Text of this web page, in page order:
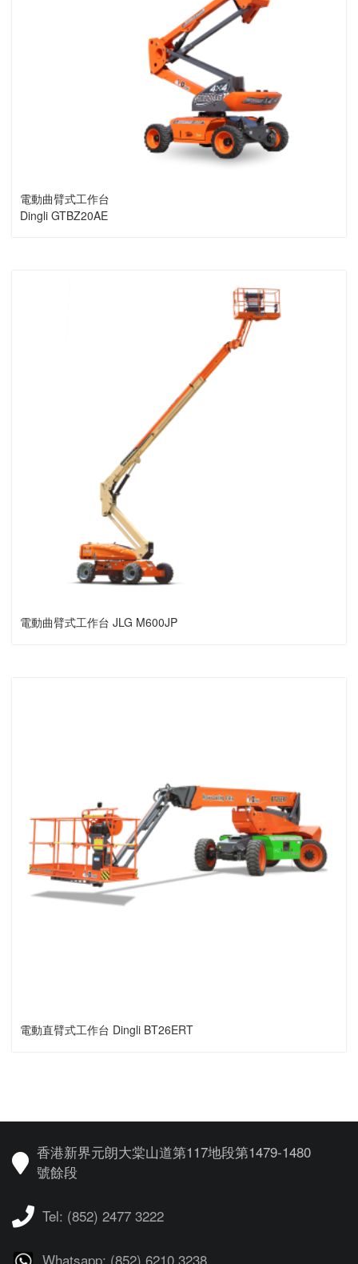
電動曲臂式工作台
Dingli GTBZ20AE
電動曲臂式工作台 JLG M600JP
電動直臂式工作台 Dingli BT26ERT
香港新界元朗大棠山道第117地段第1479-1480
號餘段
Tel: (852) 2477 3222
Whatsapp: (852) 6210 3238